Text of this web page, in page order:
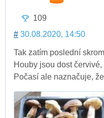
109
# 30.08.2020, 14:50
Tak zatím poslední
Houby jsou dost
Počasí ale naznačuje,